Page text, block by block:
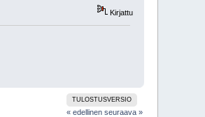
Kirjattu
TULOSTUSVERSIO
« edellinen seuraava »